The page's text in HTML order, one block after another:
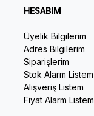
HESABIM
Üyelik Bilgilerim
Adres Bilgilerim
Siparişlerim
Stok Alarm Listem
Alışveriş Listem
Fiyat Alarm Listem